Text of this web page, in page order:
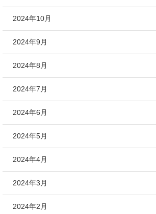
2024年10月
2024年9月
2024年8月
2024年7月
2024年6月
2024年5月
2024年4月
2024年3月
2024年2月